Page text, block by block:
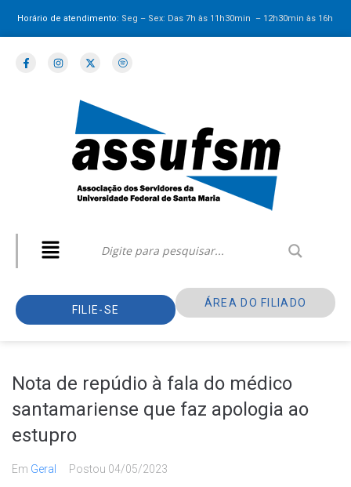
Horário de atendimento: Seg – Sex: Das 7h às 11h30min – 12h30minàs 16h
FILIE-SE
ÁREA DO FILIADO
Nota de repúdio à fala do médico
santamariense que faz apologia ao
estupro
Em Geral Postou 04/05/2023